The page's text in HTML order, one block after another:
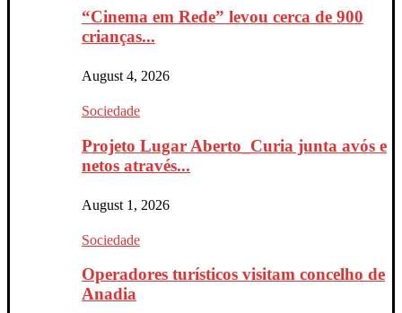
“Cinema em Rede” levou cerca de 900
crianças...
August 4, 2026
Sociedade
Projeto Lugar Aberto_Curia junta avós e
netos através...
August 1, 2026
Sociedade
Operadores turísticos visitam concelho de
Anadia